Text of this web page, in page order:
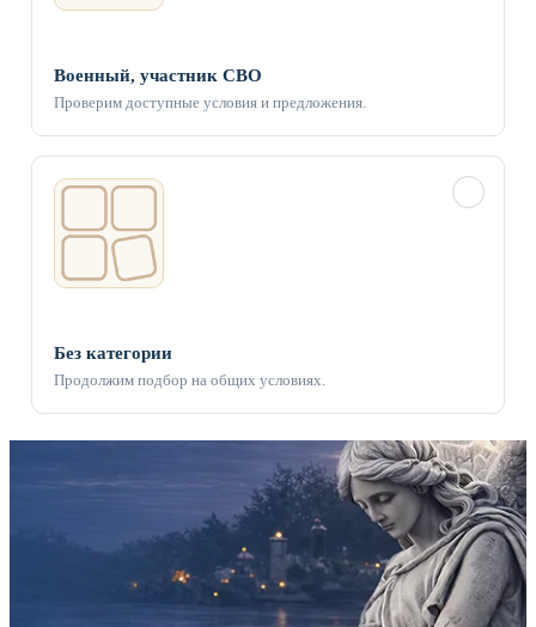
Военный, участник СВО
Проверим доступные условия и предложения.
Без категории
Продолжим подбор на общих условиях.